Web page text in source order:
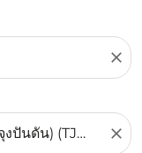
close
close